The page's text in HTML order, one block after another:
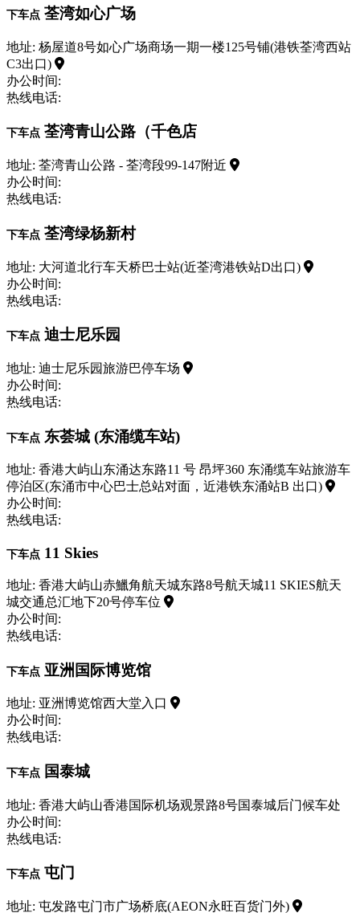
下车点 荃湾如心广场
地址: 杨屋道8号如心广场商场一期一楼125号铺(港铁荃湾西站
C3出口)
办公时间:
热线电话:
下车点 荃湾青山公路（千色店
地址: 荃湾青山公路 - 荃湾段99-147附近
办公时间:
热线电话:
下车点 荃湾绿杨新村
地址: 大河道北行车天桥巴士站(近荃湾港铁站D出口)
办公时间:
热线电话:
下车点 迪士尼乐园
地址: 迪士尼乐园旅游巴停车场
办公时间:
热线电话:
下车点 东荟城 (东涌缆车站)
地址: 香港大屿山东涌达东路11 号 昂坪360 东涌缆车站旅游车
停泊区(东涌市中心巴士总站对面，近港铁东涌站B 出口)
办公时间:
热线电话:
下车点 11 Skies
地址: 香港大屿山赤鱲角航天城东路8号航天城11 SKIES航天
城交通总汇地下20号停车位
办公时间:
热线电话:
下车点 亚洲国际博览馆
地址: 亚洲博览馆西大堂入口
办公时间:
热线电话:
下车点 国泰城
地址: 香港大屿山香港国际机场观景路8号国泰城后门候车处
办公时间:
热线电话:
下车点 屯门
地址: 屯发路屯门市广场桥底(AEON永旺百货门外)